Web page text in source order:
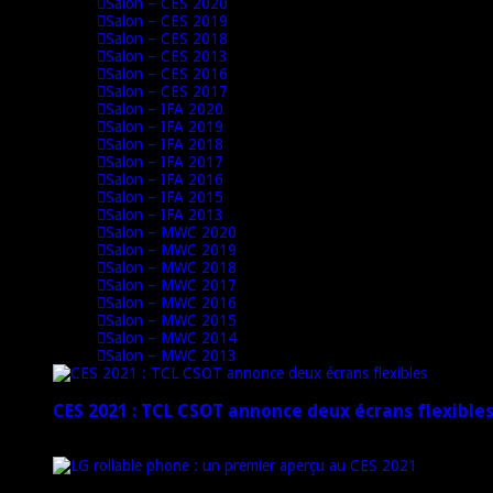
Salon – CES 2020
Salon – CES 2019
Salon – CES 2018
Salon – CES 2013
Salon – CES 2016
Salon – CES 2017
Salon – IFA 2020
Salon – IFA 2019
Salon – IFA 2018
Salon – IFA 2017
Salon – IFA 2016
Salon – IFA 2015
Salon – IFA 2013
Salon – MWC 2020
Salon – MWC 2019
Salon – MWC 2018
Salon – MWC 2017
Salon – MWC 2016
Salon – MWC 2015
Salon – MWC 2014
Salon – MWC 2013
CES 2021 : TCL CSOT annonce deux écrans flexibles